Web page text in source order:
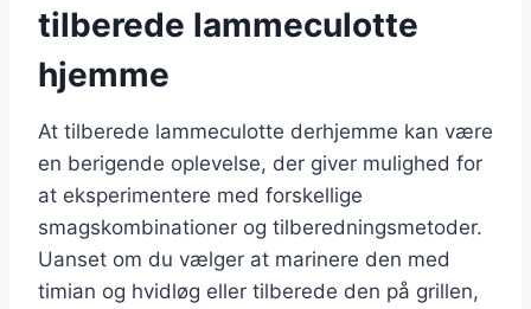
tilberede lammeculotte
hjemme
At tilberede lammeculotte derhjemme kan være
en berigende oplevelse, der giver mulighed for
at eksperimentere med forskellige
smagskombinationer og tilberedningsmetoder.
Uanset om du vælger at marinere den med
timian og hvidløg eller tilberede den på grillen,